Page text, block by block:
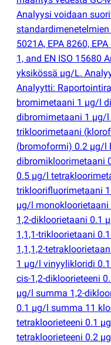
Analyysi voidaan
standardimenetelmien
5021A, EPA 8260,
1, and EN ISO 15680
yksikössä µg/L.
Analyytti:
bromimetaani 1 µg/l
dibromimetaani 1 µg/
trikloorimetaani (
(bromoformi) 0.2 µg/l
dibromikloorimetaani
0.5 µg/l
trikloorifluorimetaani
µg/l monokloorietaani
1,2-dikloorietaani 0.1
1,1,1-trikloorietaani
1,1,1,2-
1 µg/l vinyylikloridi
cis-1,2-dikloorieteeni
µg/l summa 1,2-
0.1 µg/l summa 11
tetrakloorieteeni 0.1
tetrakloorieteeni 0.2